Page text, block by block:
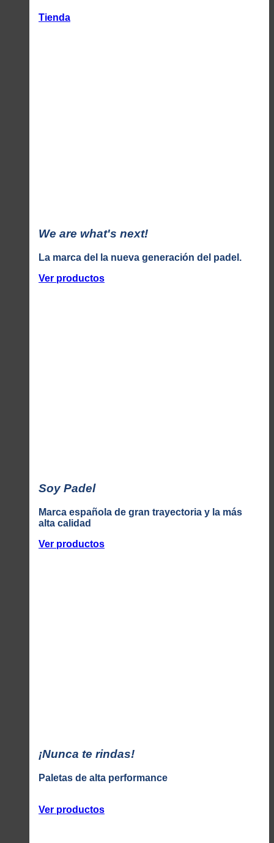
Tienda
We are what's next!
La marca del la nueva generación del padel.
Ver productos
Soy Padel
Marca española de gran trayectoria y la más
alta calidad
Ver productos
¡Nunca te rindas!
Paletas de alta performance
Ver productos